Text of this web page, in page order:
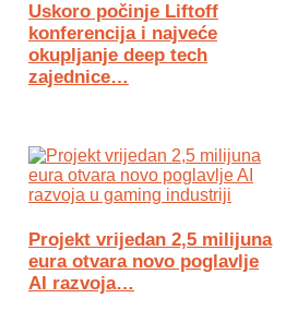
Uskoro počinje Liftoff
konferencija i najveće
okupljanje deep tech
zajednice…
Projekt vrijedan 2,5 milijuna
eura otvara novo poglavlje
AI razvoja…